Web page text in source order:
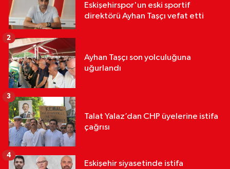
Eskişehirspor'un eski sportif
direktörü Ayhan Taşçı vefat etti
Ayhan Taşçı son yolculuğuna
uğurlandı
2
Talat Yalaz’dan CHP üyelerine istifa
çağrısı
3
Eskişehir siyasetinde istifa
4